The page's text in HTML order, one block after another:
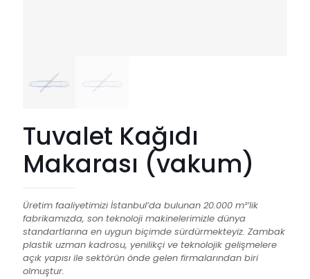
Tuvalet Kağıdı
Makarası (vakum)
Üretim faaliyetimizi İstanbul’da bulunan 20.000 m²’lik
fabrikamızda, son teknoloji makinelerimizle dünya
standartlarına en uygun biçimde sürdürmekteyiz. Zambak
plastik uzman kadrosu, yenilikçi ve teknolojik gelişmelere
açık yapısı ile sektörün önde gelen firmalarından biri
olmuştur.